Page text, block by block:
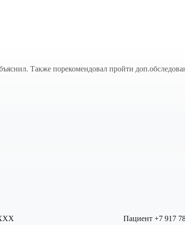
Также порекомендовал пройти
Пациент +7 917